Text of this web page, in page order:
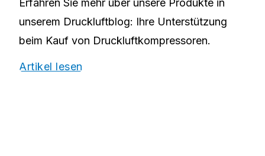
BLOG LUFTKOMPRESSOREN
Erfahren Sie mehr über unsere Produkte in
unserem Druckluftblog: Ihre Unterstützung
beim Kauf von Druckluftkompressoren.